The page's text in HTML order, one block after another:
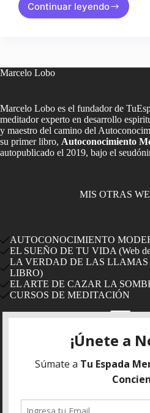
Continuar leyendo
Mensajes
Marcelo Lobo
Marcelo Lobo es el fundador de
meditador experto en desarrollo
y maestro del camino del
su primer libro, Autoconocimiento
autopublicado el 2019, bajo el
MIS OTRAS
AUTOCONOCIMIENTO
EL SUEÑO DE TU VIDA (Web
LA VERDAD DE LAS LLAMAS
LIBRO)
EL ARTE DE CAZAR LA
CURSOS DE MEDITACIÓN